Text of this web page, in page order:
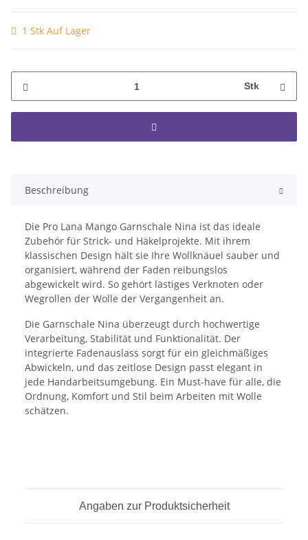
1 Stk Auf Lager
Stk
Beschreibung
Die Pro Lana Mango Garnschale Nina ist das ideale
Zubehör für Strick- und Häkelprojekte. Mit ihrem
klassischen Design hält sie Ihre Wollknäuel sauber und
organisiert, während der Faden reibungslos
abgewickelt wird. So gehört lästiges Verknoten oder
Wegrollen der Wolle der Vergangenheit an.
Die Garnschale Nina überzeugt durch hochwertige
Verarbeitung, Stabilität und Funktionalität. Der
integrierte Fadenauslass sorgt für ein gleichmäßiges
Abwickeln, und das zeitlose Design passt elegant in
jede Handarbeitsumgebung. Ein Must-have für alle, die
Ordnung, Komfort und Stil beim Arbeiten mit Wolle
schätzen.
Angaben zur Produktsicherheit